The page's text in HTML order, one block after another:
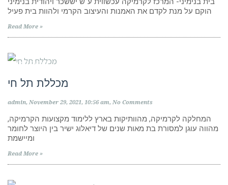
הוקם על מנת לקדם את האמנות והעיצוב הקרמי ולהוות בית פעיל
Read More »
מוסדות לימוד
מכללת תל חי
admin November 29, 2021 10:56 am No Comments
המחלקה לקרמיקה, מהוותיקות בארץ ללימוד מקצועות הקרמיקה,
מהווה עוגן למסורת בת מאות שנים של דיאלוג ישיר בין היוצר לחומר
ומיישמת
Read More »